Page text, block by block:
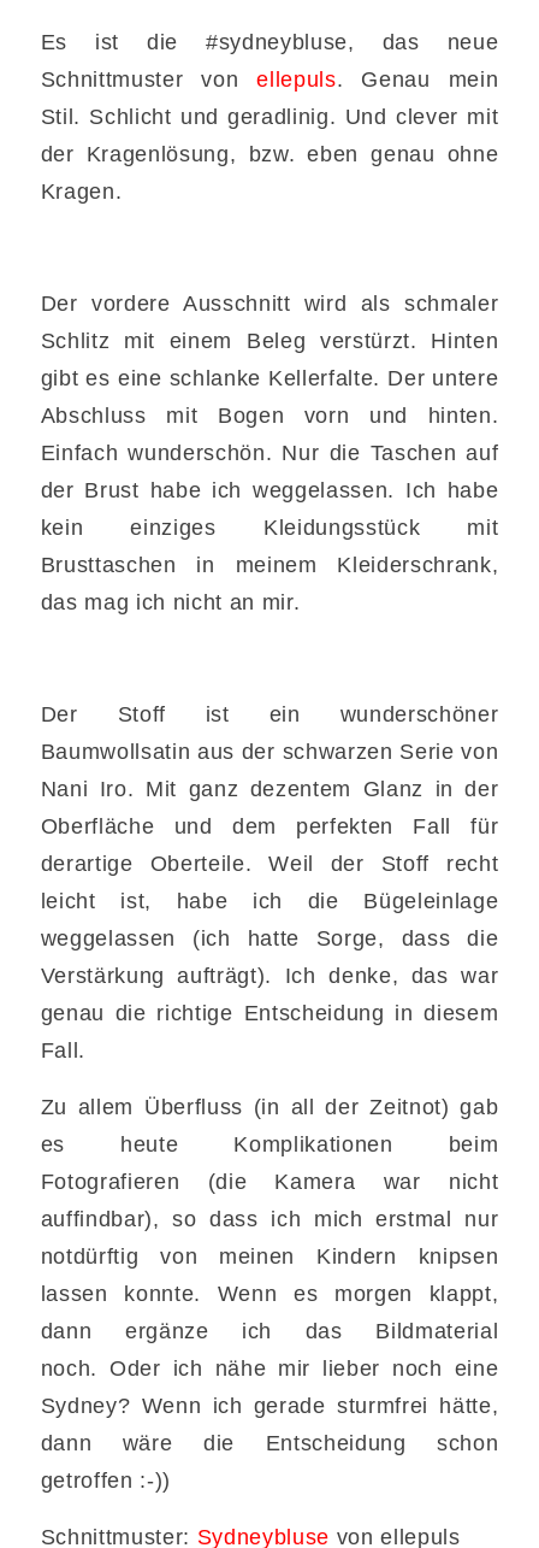
Es ist die #sydneybluse, das neue
Schnittmuster vonellepuls. Genau mein
Stil. Schlicht und geradlinig. Und clever mit
der Kragenlösung, bzw. eben genau ohne
Kragen.
Der vordere Ausschnitt wird als schmaler
Schlitz mit einem Beleg verstürzt. Hinten
gibt es eine schlanke Kellerfalte. Der untere
Abschluss mit Bogen vorn und hinten.
Einfach wunderschön. Nur die Taschen auf
der Brust habe ich weggelassen. Ich habe
kein einziges Kleidungsstück mit
Brusttaschen in meinem Kleiderschrank,
das mag ich nicht an mir.
Der Stoff ist ein wunderschöner
Baumwollsatin aus der schwarzen Serie von
Nani Iro. Mit ganz dezentem Glanz in der
Oberfläche und dem perfekten Fall für
derartige Oberteile. Weil der Stoff recht
leicht ist, habe ich die Bügeleinlage
weggelassen (ich hatte Sorge, dass die
Verstärkung aufträgt). Ich denke, das war
genau die richtige Entscheidung in diesem
Fall.
Zu allem Überfluss (in all der Zeitnot) gab
es heute Komplikationen beim
Fotografieren (die Kamera war nicht
auffindbar), so dass ich mich erstmal nur
notdürftig von meinen Kindern knipsen
lassen konnte. Wenn es morgen klappt,
dann ergänze ich das Bildmaterial
noch. Oder ich nähe mir lieber noch eine
Sydney? Wenn ich gerade sturmfrei hätte,
dann wäre die Entscheidung schon
getroffen :-))
Schnittmuster: Sydneybluse von ellepuls